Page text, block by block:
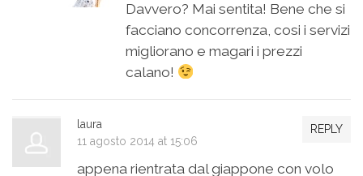
Davvero? Mai sentita! Bene che si
facciano concorrenza, cosi i servizi
migliorano e magari i prezzi
calano!
REPLY
laura
11 agosto 2014 at 15:06
appena rientrata dal giappone con volo